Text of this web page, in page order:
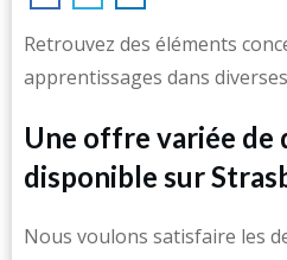
Retrouvez des éléments
apprentissages dans
Une offre variée de
disponible sur
Nous voulons satisfaire les